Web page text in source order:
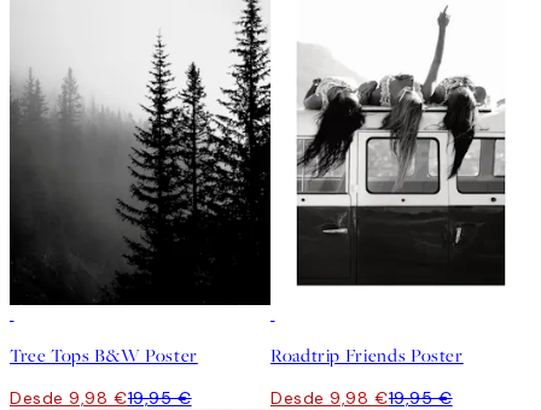
Tree Tops B&W Poster
Desde 9,98 €19,95 €
Roadtrip Friends Poster
Desde 9,98 €19,95 €